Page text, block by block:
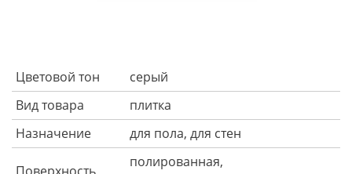
Цветовой тон
серый
Вид товара
плитка
Назначение
для пола, для стен
полированная,